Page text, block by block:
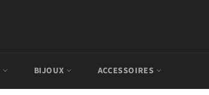
BIJOUX ACCESSOIRES